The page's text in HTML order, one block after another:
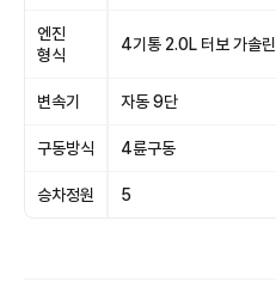
엔진
형식
4기통 2.0L 터보 가솔린
변속기 자동 9단
구동방식 4륜구동
승차정원 5